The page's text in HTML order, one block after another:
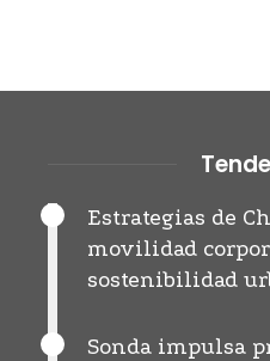
Estrategias de
movilidad
sostenibilidad
Sonda impulsa